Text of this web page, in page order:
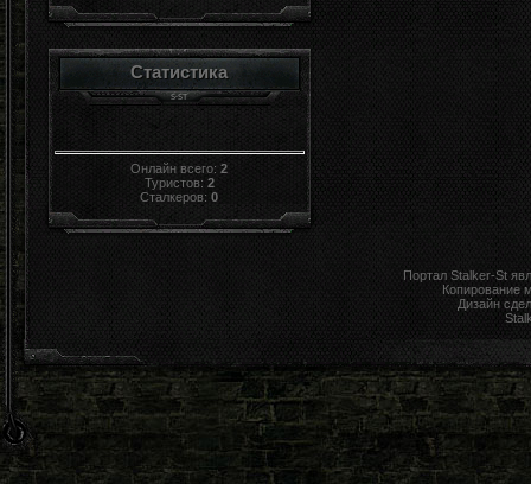
Статистика
Онлайн всего:2
Туристов: 2
Сталкеров:0
Портал Stalker-St
Копирование
Дизайн